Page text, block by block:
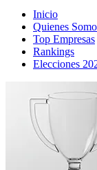
Inicio
Quienes
Top Empresas
Rankings
Elecciones